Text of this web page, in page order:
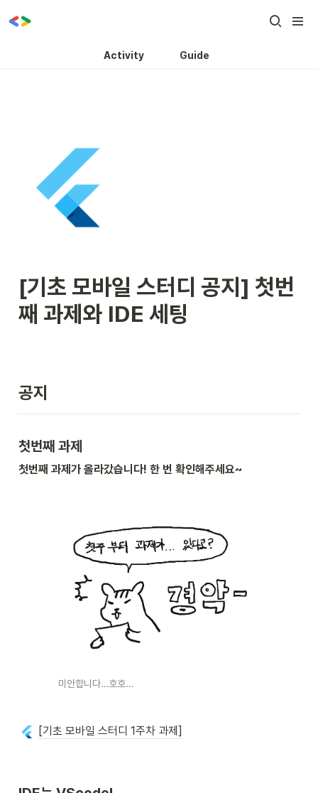
Activity Guide
[기초 모바일 스터디 공지] 첫번
째 과제와 IDE 세팅
공지
첫번째 과제
첫번째 과제가 올라갔습니다! 한 번 확인해주세요~
미안합니다…호호…
[기초 모바일 스터디 1주차 과제]